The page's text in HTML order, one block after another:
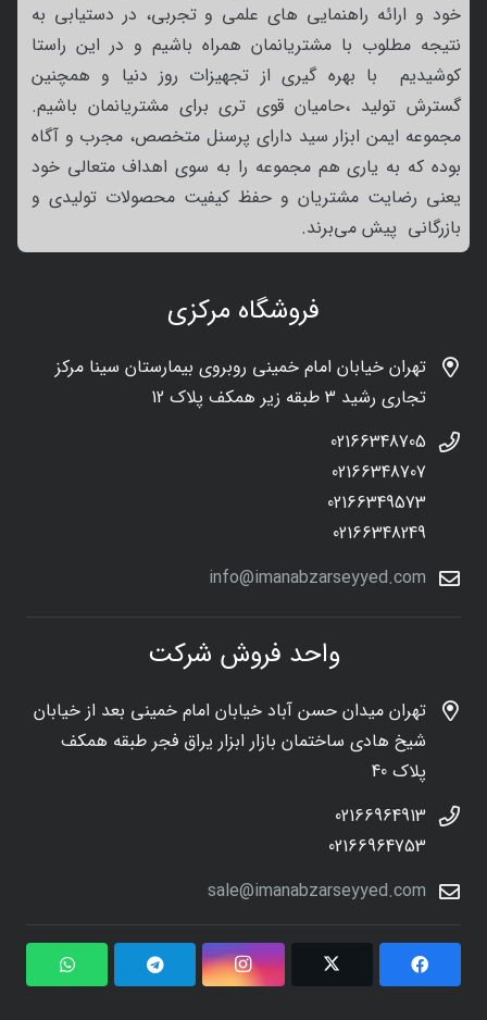
فروشگاه مرکزی
تهران خیابان امام خمینی روبروی بیمارستان سینا مرکز
تجاری رشید 3 طبقه زیر همکف پلاک 12
02166348705
02166348707
02166349573
02166348249
info@imanabzarseyyed.com
واحد فروش شرکت
تهران میدان حسن آباد خیابان امام خمینی بعد از خیابان
شیخ هادی ساختمان بازار ابزار یراق فجر طبقه همکف
پلاک 40
02166964913
02166964753
sale@imanabzarseyyed.com
خود و ارائه راهنمایی های علمی و تجربی، در دستیابی به
نتیجه مطلوب با مشتریانمان همراه باشیم و در این راستا
کوشیدیم با بهره گیری از تجهیزات روز دنیا و همچنین
گسترش تولید ،حامیان قوی تری برای مشتریانمان باشیم.
مجموعه ایمن ابزار سید دارای پرسنل متخصص، مجرب و آگاه
بوده که به یاری هم مجموعه را به سوی اهداف متعالی خود
یعنی رضایت مشتریان و حفظ کیفیت محصولات تولیدی و
بازرگانی پیش می‌برند.